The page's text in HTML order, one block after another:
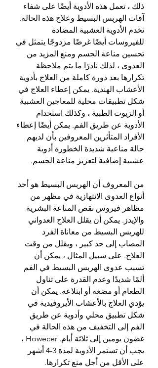
ذلك ، تعمل هذه الأدوية أيضًا على شفاء
آفات الهربس البسيط وعلاج هذه الحالة.
تخدم الأدوية العشبية المضادة
للفيروسات أيضًا غرضًا مزدوجًا يتمثل في
تحسين مناعة الجسم ومنع المزيد من
العدوى ، لذلك نادرًا ما يتم ملاحظة
تكرارها بعد دورة كاملة من العلاج بأدوية
الأعشاب الهندية. يمكن إعطاء العلاج في
شكل تطبيقات محلية للمعاجين العشبية
أو الزيوت الطبية ، وكذلك استخدام
الأدوية عن طريق الفم. يمكن أيضًا إعطاء
الأفراد المتأثرين المعروفين بأن لديهم
حالة مناعية شديدة الخطورة أدوية
عشبية إضافية لتعزيز مناعة الجسم.
من المعروف أن الهربس البسيط هو أحد
أنواع العدوى الانتهازية في مظهر من
مظاهر فيروس نقص المناعة البشرية
والإيدز. يمكن أن يقلل العلاج العدواني
للهربس البسيط من معاناة الفرد
المصاب إلى حد كبير ، ويقلل من وقت
العلاج. على سبيل المثال ، يمكن أن
تسبب عدوى الهربس البسيط في الفم
ألمًا شديدًا وعدم القدرة على تناول
الطعام أو مضغه أو ابتلاعه. يمكن أن
يؤدي العلاج بالأعشاب الأيروفيدية في
شكل تطبيق محلي وأدوية عن طريق
الفم إلى التخفيف من هذه الحالة في
غضون يومين إلى ثلاثة أيام. Howecer ،
يجب أن تستمر الأدوية لمدة 3-4 أشهر
على الأقل من أجل منع تكرارها.